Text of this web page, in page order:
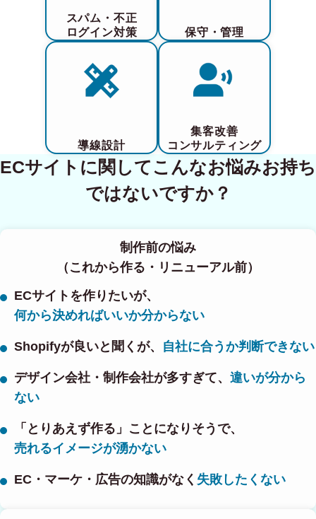
スパム・不正
ログイン対策
保守・管理
導線設計
集客改善
コンサルティング
ECサイトに関してこんなお悩みお持ち
ではないですか？
制作前の悩み
（これから作る・リニューアル前）
ECサイトを作りたいが、
何から決めればいいか分からない
Shopifyが良いと聞くが、 自社に合うか判断できない
デザイン会社・制作会社が多すぎて、 違いが分から
ない
「とりあえず作る」ことになりそうで、
売れるイメージが湧かない
EC・マーケ・広告の知識がなく 失敗したくない